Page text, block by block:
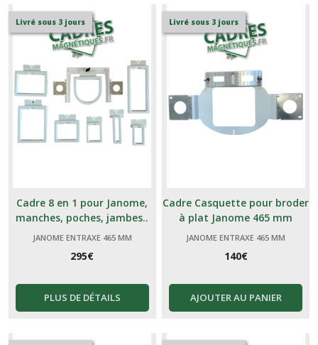
Livré sous 3 jours
Cadre 8 en 1 pour Janome,
manches, poches, jambes..
JANOME ENTRAXE 465 MM
295€
PLUS DE DÉTAILS
Livré sous 3 jours
Cadre Casquette pour broder
à plat Janome 465 mm
JANOME ENTRAXE 465 MM
140€
AJOUTER AU PANIER